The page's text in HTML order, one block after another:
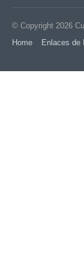
© Copyright 2026
Home
Enlaces de